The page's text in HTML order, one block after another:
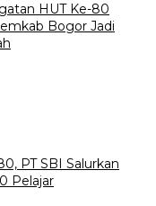
HUT Ke-80
Bogor Jadi
PT SBI Salurkan
Pelajar